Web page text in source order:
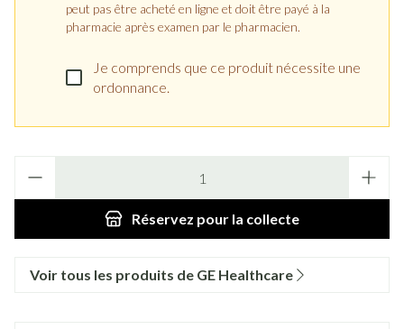
peut pas être acheté en ligne et doit être payé à la
pharmacie après examen par le pharmacien.
Je comprends que ce produit nécessite une
ordonnance.
Réservez pour la collecte
Voir tous les produits de GE Healthcare